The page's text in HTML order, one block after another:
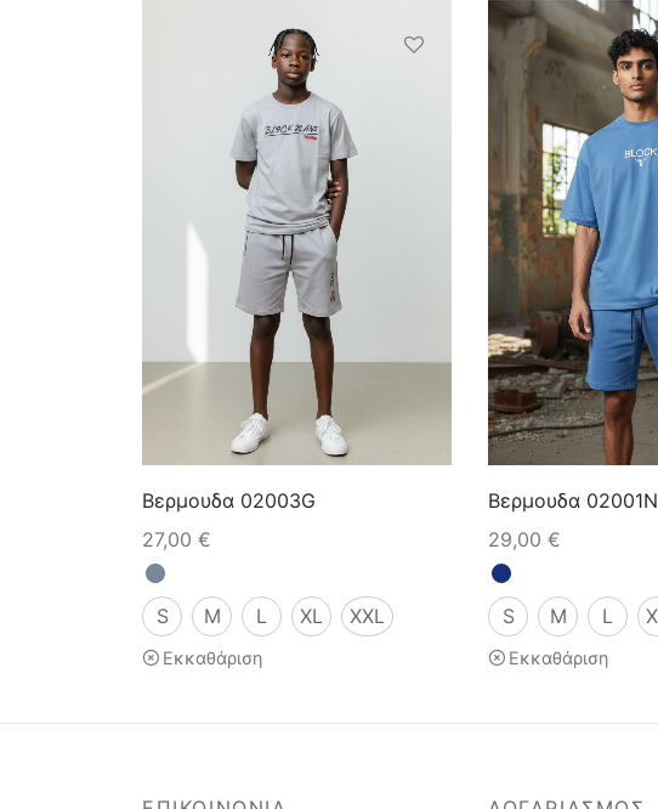
Βερμουδα 02003G
27,00 €
S M L XL XXL
Εκκαθάριση
Βερμουδα 02001N
29,00 €
S M L
Εκκαθάριση